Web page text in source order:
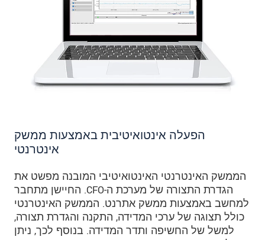
הפעלה אינטואיטיבית באמצעות ממשק
אינטרנטי
הממשק האינטרנטי האינטואיטיבי המובנה מפשט את
הגדרת התצורה של מערכת ה-CFO. החיישן מתחבר
למחשב באמצעות ממשק אתרנט. הממשק האינטרנטי
כולל תצוגה של ערכי המדידה, התקנה והגדרת תצורה,
למשל של החשיפה ותדר המדידה. בנוסף לכך, ניתן